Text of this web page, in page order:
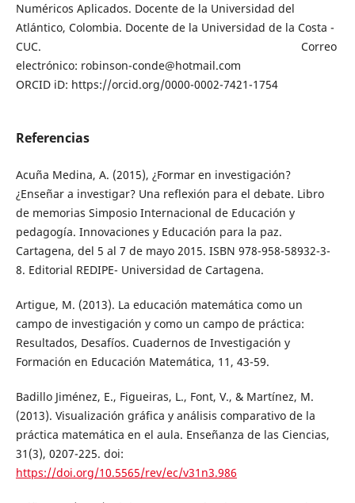
Numéricos Aplicados. Docente de la Universidad del
Atlántico, Colombia. Docente de la Universidad de la Costa -
CUC. Correo
electrónico: robinson-conde@hotmail.com
ORCID iD: https://orcid.org/0000-0002-7421-1754
Referencias
Acuña Medina, A. (2015), ¿Formar en investigación?
¿Enseñar a investigar? Una reflexión para el debate. Libro
de memorias Simposio Internacional de Educación y
pedagogía. Innovaciones y Educación para la paz.
Cartagena, del 5 al 7 de mayo 2015. ISBN 978-958-58932-3-
8. Editorial REDIPE- Universidad de Cartagena.
Artigue, M. (2013). La educación matemática como un
campo de investigación y como un campo de práctica:
Resultados, Desafíos. Cuadernos de Investigación y
Formación en Educación Matemática, 11, 43-59.
Badillo Jiménez, E., Figueiras, L., Font, V., & Martínez, M.
(2013). Visualización gráfica y análisis comparativo de la
práctica matemática en el aula. Enseñanza de las Ciencias,
31(3), 0207-225. doi:
https://doi.org/10.5565/rev/ec/v31n3.986